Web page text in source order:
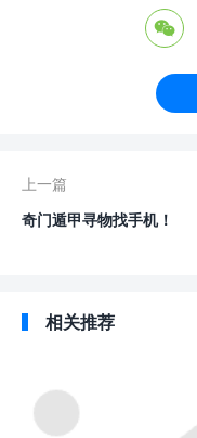

上一篇
奇门遁甲寻物找手机！
相关推荐